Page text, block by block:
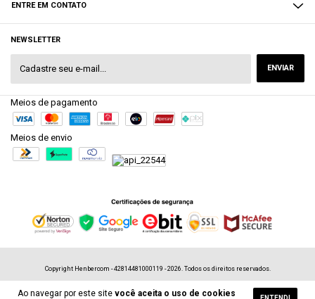
Ao navegar por este site você aceita o uso de cookies
ENTRE EM CONTATO
NEWSLETTER
Meios de pagamento
Meios de envio
Copyright Henbercom - 42814481000119 - 2026. Todos os direitos reservados.